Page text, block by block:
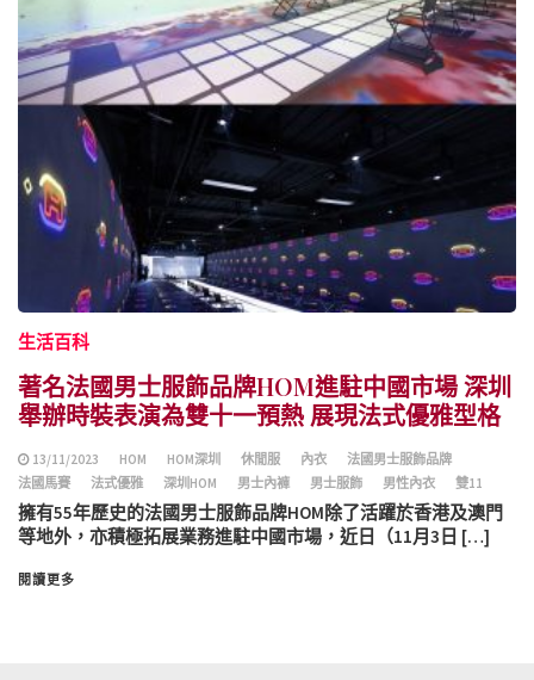
生活百科
著名法國男士服飾品牌HOM進駐中國市場 深圳
舉辦時裝表演為雙十一預熱 展現法式優雅型格
13/11/2023 HOM HOM深圳 休閒服 內衣
法國男士服飾品牌
法國馬賽
法式優雅 深圳HOM 男士內褲 男士服飾 男性內衣 雙11
擁有55年歷史的法國男士服飾品牌HOM除了活躍於香港及澳門
等地外，亦積極拓展業務進駐中國市場，近日（11月3日 […]
閱讀更多